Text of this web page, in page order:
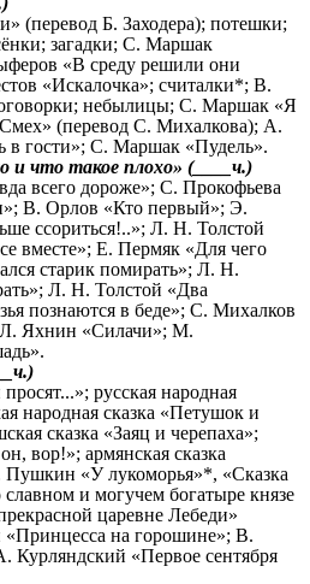
(перевод Б. Заходера); потешки;
загадки; С. Маршак
«В среду решили они
«Искалочка»; считалки*; В.
небылицы; С. Маршак «Я
(перевод С. Михалкова); А.
в гости»; С. Маршак «Пудель».
и что такое плохо» (____ч.)
всего дороже»; С. Прокофьева
В. Орлов «Кто первый»; Э.
ссориться!..»; Л. Н. Толстой
вместе»; Е. Пермяк «Для чего
старик помирать»; Л. Н.
Л. Н. Толстой «Два
познаются в беде»; С. Михалков
Яхнин «Силачи»; М.
русская народная
народная сказка «Петушок и
сказка «Заяц и черепаха»;
вор!»; армянская сказка
Пушкин «У лукоморья»*, «Сказка
и могучем богатыре князе
царевне Лебеди»
на горошине»; В.
Курляндский «Первое сентября